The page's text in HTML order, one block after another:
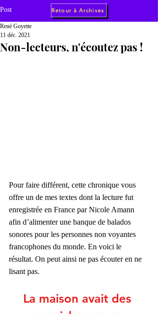
Post
Non-lecteurs, n'écoutez pas !
René Goyette
11 déc. 2021
Pour faire différent, cette chronique vous
offre un de mes textes dont la lecture fut
enregistrée en France par Nicole Amann
afin d’alimenter une banque de balados
sonores pour les personnes non voyantes
francophones du monde. En voici le
résultat. On peut ainsi ne pas écouter en ne
lisant pas.
La maison avait des
Retour à Archives